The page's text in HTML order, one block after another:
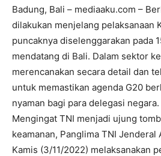
Badung, Bali – mediaaku.com –
dilakukan menjelang pelaksanaan
puncaknya diselenggarakan pada
mendatang di Bali. Dalam sektor
merencanakan secara detail dan
untuk memastikan agenda G20
nyaman bagi para delegasi negara.
Mengingat TNI menjadi ujung
keamanan, Panglima TNI
Kamis (3/11/2022) melaksanakan